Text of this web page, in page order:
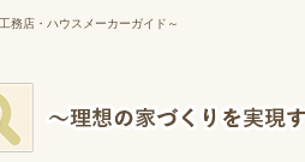
務店・ハウスメーカーガイド～